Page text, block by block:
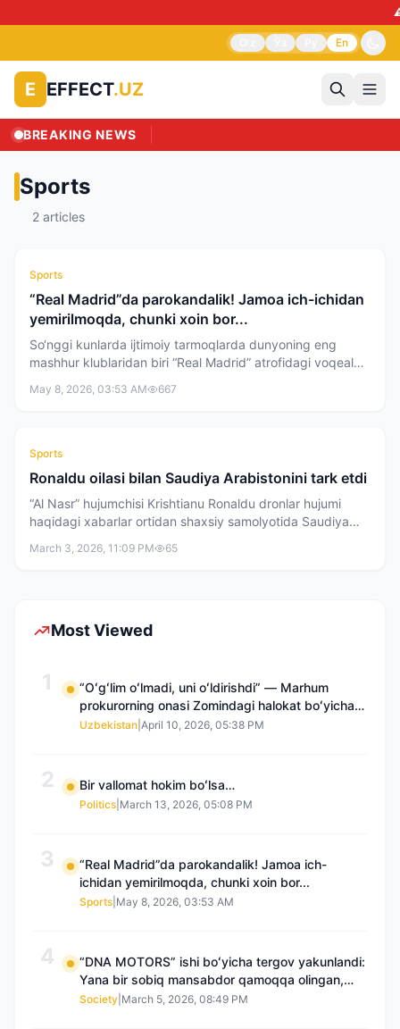
En
E EFFECT.UZ
BREAKING NEWS
Sports
2 articles
Sports
“Real Madrid”da parokandalik! Jamoa ich-ichidan
yemirilmoqda, chunki xoin bor...
So‘nggi kunlarda ijtimoiy tarmoqlarda dunyoning eng
mashhur klublaridan biri “Real Madrid” atrofidagi voqealar
orqali jamoa ichida sodir bo'layotgan hodisalarga biroz
May 8, 2026, 03:53 AM 667
Sports
Ronaldu oilasi bilan Saudiya Arabistonini tark etdi
“Al Nasr” hujumchisi Krishtianu Ronaldu dronlar hujumi
haqidagi xabarlar ortidan shaxsiy samolyotida Saudiya
March 3, 2026, 11:09 PM 65
Most Viewed
1
“Oʻgʻlim oʻlmadi, uni oʻldirishdi” — Marhum
prokurorning onasi Zomindagi halokat boʻyicha
qayta tergov talab qilmoqda
Uzbekistan April 10, 2026, 05:38 PM
2 Bir vallomat hokim boʻlsa…
Politics March 13, 2026, 05:08 PM
3
“Real Madrid”da parokandalik! Jamoa ich-
ichidan yemirilmoqda, chunki xoin bor...
Sports May 8, 2026, 03:53 AM
4
“DNA MOTORS” ishi boʻyicha tergov yakunlandi:
Yana bir sobiq mansabdor qamoqqa olingan,
Saidnazirxanovaning “zami” gʻoyib boʻlgan
Society March 5, 2026, 08:49 PM